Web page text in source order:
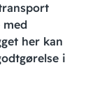
med
her kan
i